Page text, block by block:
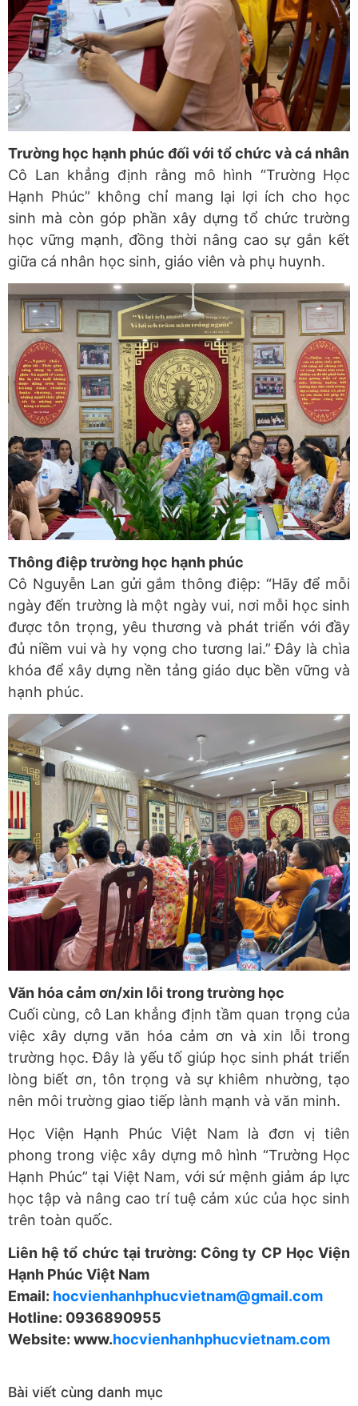
Trường học hạnh phúc đối với tổ chức và cá nhân
Cô Lan khẳng định rằng mô hình “Trường Học
Hạnh Phúc” không chỉ mang lại lợi ích cho học
sinh mà còn góp phần xây dựng tổ chức trường
học vững mạnh, đồng thời nâng cao sự gắn kết
giữa cá nhân học sinh, giáo viên và phụ huynh.
Thông điệp trường học hạnh phúc
Cô Nguyễn Lan gửi gắm thông điệp: “Hãy để mỗi
ngày đến trường là một ngày vui, nơi mỗi học sinh
được tôn trọng, yêu thương và phát triển với đầy
đủ niềm vui và hy vọng cho tương lai.” Đây là chìa
khóa để xây dựng nền tảng giáo dục bền vững và
hạnh phúc.
Văn hóa cảm ơn/xin lỗi trong trường học
Cuối cùng, cô Lan khẳng định tầm quan trọng của
việc xây dựng văn hóa cảm ơn và xin lỗi trong
trường học. Đây là yếu tố giúp học sinh phát triển
lòng biết ơn, tôn trọng và sự khiêm nhường, tạo
nên môi trường giao tiếp lành mạnh và văn minh.
Học Viện Hạnh Phúc Việt Nam là đơn vị tiên
phong trong việc xây dựng mô hình “Trường Học
Hạnh Phúc” tại Việt Nam, với sứ mệnh giảm áp lực
học tập và nâng cao trí tuệ cảm xúc của học sinh
trên toàn quốc.
Liên hệ tổ chức tại trường: Công ty CP Học Viện
Hạnh Phúc Việt Nam
Email: hocvienhanhphucvietnam@gmail.com
Hotline: 0936890955
Website: www.hocvienhanhphucvietnam.com
Bài viết cùng danh mục